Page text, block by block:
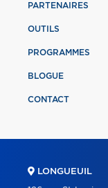
PARTENAIRES
OUTILS
PROGRAMMES
BLOGUE
CONTACT
LONGUEUIL